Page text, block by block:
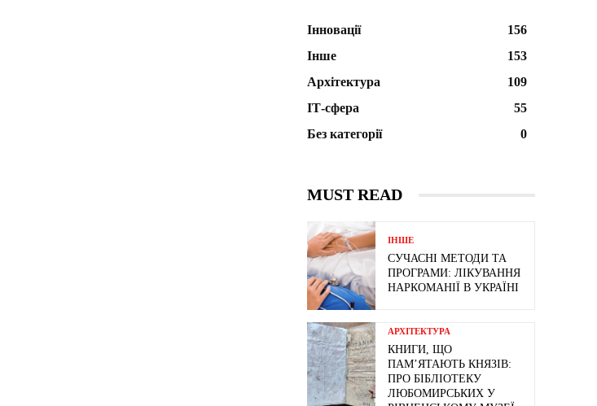
Інновації
156
Інше
153
Архітектура
109
ІТ-сфера
55
Без категорії
0
MUST READ
ІНШЕ
СУЧАСНІ МЕТОДИ ТА
ПРОГРАМИ: ЛІКУВАННЯ
НАРКОМАНІЇ В УКРАЇНІ
АРХІТЕКТУРА
КНИГИ, ЩО
ПАМ’ЯТАЮТЬ КНЯЗІВ:
ПРО БІБЛІОТЕКУ
ЛЮБОМИРСЬКИХ У